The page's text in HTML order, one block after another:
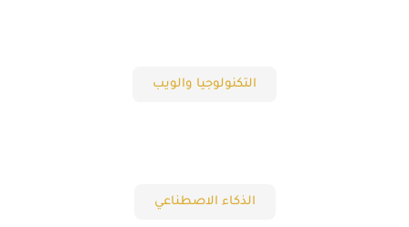
التكنولوجيا والويب
الذكاء الاصطناعي